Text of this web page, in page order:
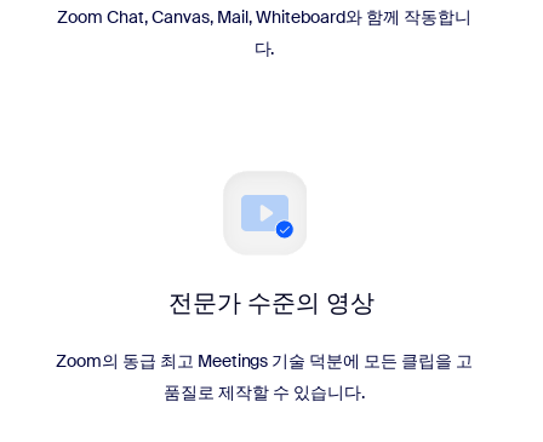
Zoom Chat, Canvas, Mail, Whiteboard와 함께 작동합니
다.
전문가 수준의 영상
Zoom의 동급 최고 Meetings 기술 덕분에 모든 클립을 고
품질로 제작할 수 있습니다.